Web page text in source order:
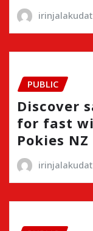
PUBLIC
Discover
for fast
Pokies NZ